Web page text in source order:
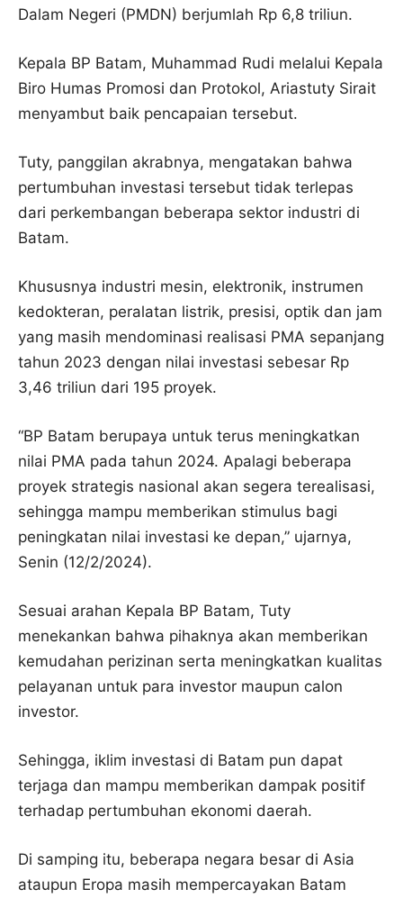
Dalam Negeri (PMDN) berjumlah Rp 6,8 triliun.
Kepala BP Batam, Muhammad Rudi melalui Kepala
Biro Humas Promosi dan Protokol, Ariastuty Sirait
menyambut baik pencapaian tersebut.
Tuty, panggilan akrabnya, mengatakan bahwa
pertumbuhan investasi tersebut tidak terlepas
dari perkembangan beberapa sektor industri di
Batam.
Khususnya industri mesin, elektronik, instrumen
kedokteran, peralatan listrik, presisi, optik dan jam
yang masih mendominasi realisasi PMA sepanjang
tahun 2023 dengan nilai investasi sebesar Rp
3,46 triliun dari 195 proyek.
“BP Batam berupaya untuk terus meningkatkan
nilai PMA pada tahun 2024. Apalagi beberapa
proyek strategis nasional akan segera terealisasi,
sehingga mampu memberikan stimulus bagi
peningkatan nilai investasi ke depan,” ujarnya,
Senin (12/2/2024).
Sesuai arahan Kepala BP Batam, Tuty
menekankan bahwa pihaknya akan memberikan
kemudahan perizinan serta meningkatkan kualitas
pelayanan untuk para investor maupun calon
investor.
Sehingga, iklim investasi di Batam pun dapat
terjaga dan mampu memberikan dampak positif
terhadap pertumbuhan ekonomi daerah.
Di samping itu, beberapa negara besar di Asia
ataupun Eropa masih mempercayakan Batam